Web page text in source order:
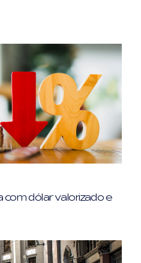
com dólar valorizado e